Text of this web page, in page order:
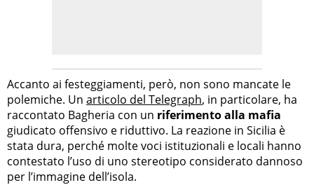
Accanto ai festeggiamenti, però, non sono mancate le
polemiche. Un articolo del Telegraph, in particolare, ha
raccontato Bagheria con un riferimento alla mafia
giudicato offensivo e riduttivo. La reazione in Sicilia è
stata dura, perché molte voci istituzionali e locali hanno
contestato l’uso di uno stereotipo considerato dannoso
per l’immagine dell’isola.